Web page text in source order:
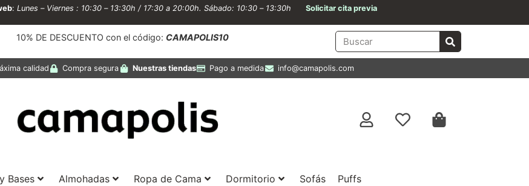
: Lunes – Viernes : 10:30 – 13:30h / 17:30 a 20:00h. Sábado: 10:30 – 13:30h Solicitar cita previa
10% DE DESCUENTO con el código: CAMAPOLIS10
calidad Compra segura Nuestras tiendas Pago a medida info@camapolis.com
Bases Almohadas Ropa de Cama Dormitorio Sofás Puffs